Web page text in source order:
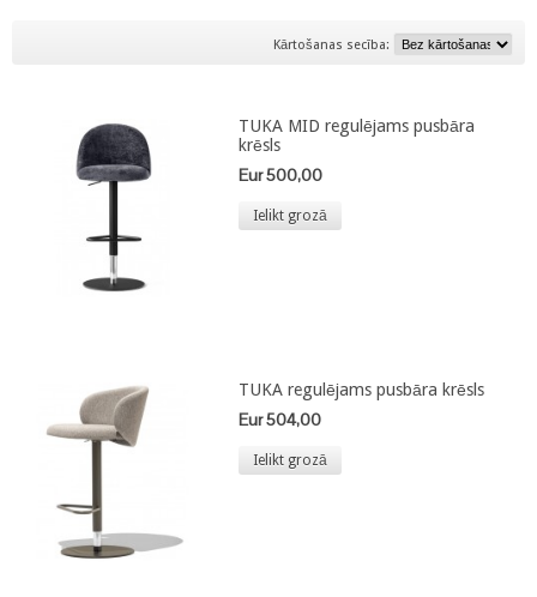
Kārtošanas secība:
TUKA MID regulējams pusbāra
krēsls
Eur 500,00
Ielikt grozā
TUKA regulējams pusbāra krēsls
Eur 504,00
Ielikt grozā